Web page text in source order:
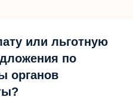
или льготную
по
органов